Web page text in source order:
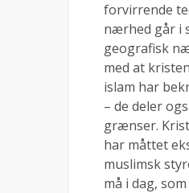
forvirrende
nærhed går i
geografisk
med at
islam har
– de deler
grænser.
har måttet
muslimsk
må i dag,